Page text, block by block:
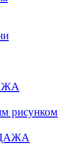
рисунком